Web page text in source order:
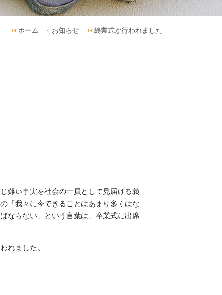
ホーム お知らせ 終業式が行われました
難い事実を社会の一員として見届ける義
「我々に今できることはあまり多くはな
ならない」という言葉は、卒業式に出席
れました。